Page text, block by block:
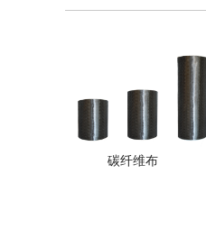
碳纤维布